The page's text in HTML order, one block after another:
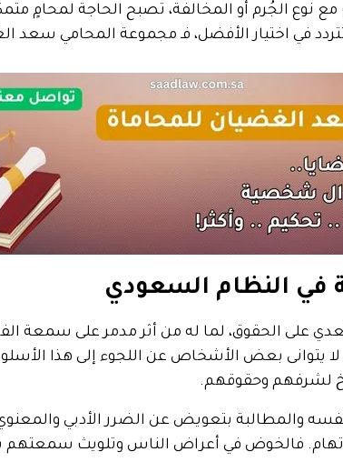
الجُرم أو المخالفة، تصبح الحاجة لمحامٍ
تتردد في اختيار الأفضل، فـ مجموعة المحامي سعد
في النظام السعودي
على الحقوق، لما له من أثر مدمر على سمعة
لا يتوانى بعض الأشخاص عن اللجوء إلى هذا
لشرفهم وحقوقهم.
والمطالبة بتعويض عن الضرر الأدبي والمعنوي
فالخوض في أعراض الناس وتلويث سمعتهم